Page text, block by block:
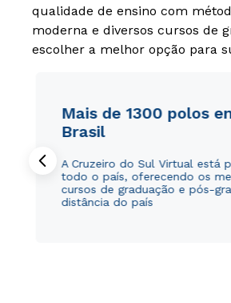
qualidade de ensino com
moderna e diversos cursos de
escolher a melhor opção para
Mais de 1300 polos
Brasil
A Cruzeiro do Sul Virtual está
todo o país, oferecendo os
cursos de graduação e pós-
distância do país